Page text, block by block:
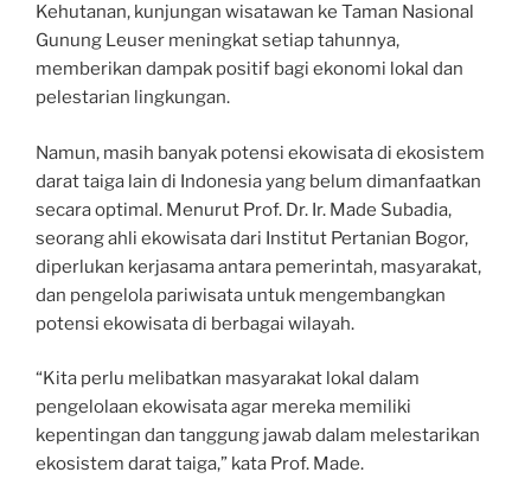
Kehutanan, kunjungan wisatawan ke Taman Nasional
Gunung Leuser meningkat setiap tahunnya,
memberikan dampak positif bagi ekonomi lokal dan
pelestarian lingkungan.
Namun, masih banyak potensi ekowisata di ekosistem
darat taiga lain di Indonesia yang belum dimanfaatkan
secara optimal. Menurut Prof. Dr. Ir. Made Subadia,
seorang ahli ekowisata dari Institut Pertanian Bogor,
diperlukan kerjasama antara pemerintah, masyarakat,
dan pengelola pariwisata untuk mengembangkan
potensi ekowisata di berbagai wilayah.
“Kita perlu melibatkan masyarakat lokal dalam
pengelolaan ekowisata agar mereka memiliki
kepentingan dan tanggung jawab dalam melestarikan
ekosistem darat taiga,” kata Prof. Made.